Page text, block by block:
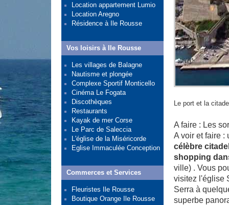
Le port et la
A faire : Les
A voir et faire :
célèbre
shopping
ville) . Vous
visitez l'église
Serra à
superbe
Location appartement Lumio
Location Aregno
Résidence à Ile Rousse
Vos loisirs à Ile Rousse
Les villages de Balagne
Nautisme et plongée
Complexe Sportif Monticello
Cinéma Le Fogata
Discothèques
Restaurants
Kayak de mer Corse
Le Parc de Saleccia
L'église de la Miséricorde
Eglise Immaculée Conception
Commerces et Services
Fleuristes Ile Rousse
Boutique Orange Ile Rousse